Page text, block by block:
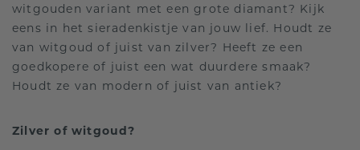
witgouden variant met een grote diamant? Kijk
eens in het sieradenkistje van jouw lief. Houdt ze
van witgoud of juist van zilver? Heeft ze een
goedkopere of juist een wat duurdere smaak?
Houdt ze van modern of juist van antiek?
Zilver of witgoud?